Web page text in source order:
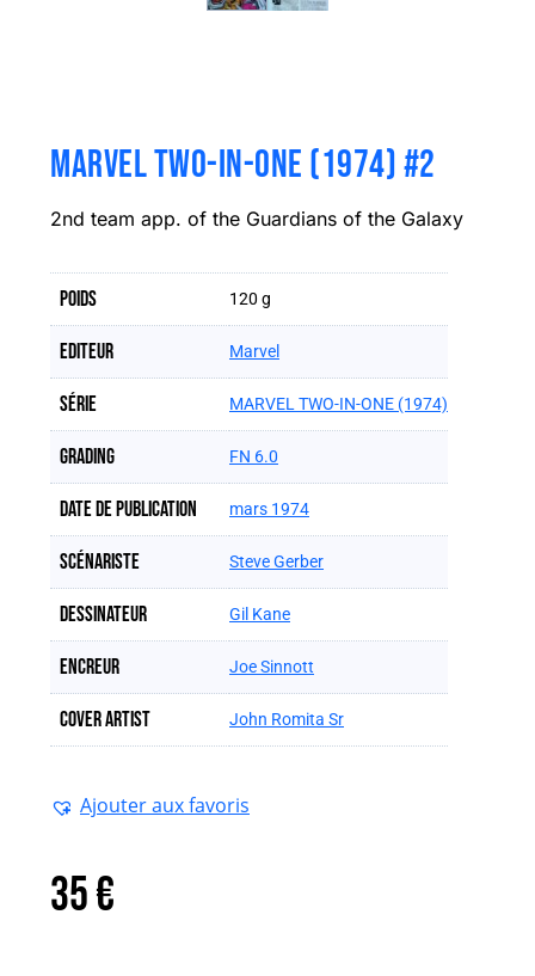
MARVEL TWO-IN-ONE (1974) #2
2nd team app. of the Guardians of the Galaxy
Poids 120 g
Editeur Marvel
Série MARVEL TWO-IN-ONE (1974)
Grading FN 6.0
Date de publication mars 1974
Scénariste Steve Gerber
Dessinateur Gil Kane
Encreur Joe Sinnott
Cover artist John Romita Sr
Ajouter aux favoris
35€